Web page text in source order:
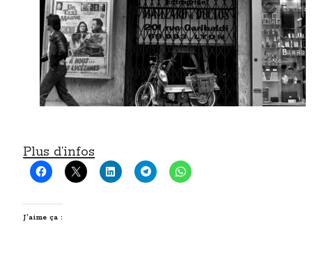
Plus d’infos
J’aime ça :